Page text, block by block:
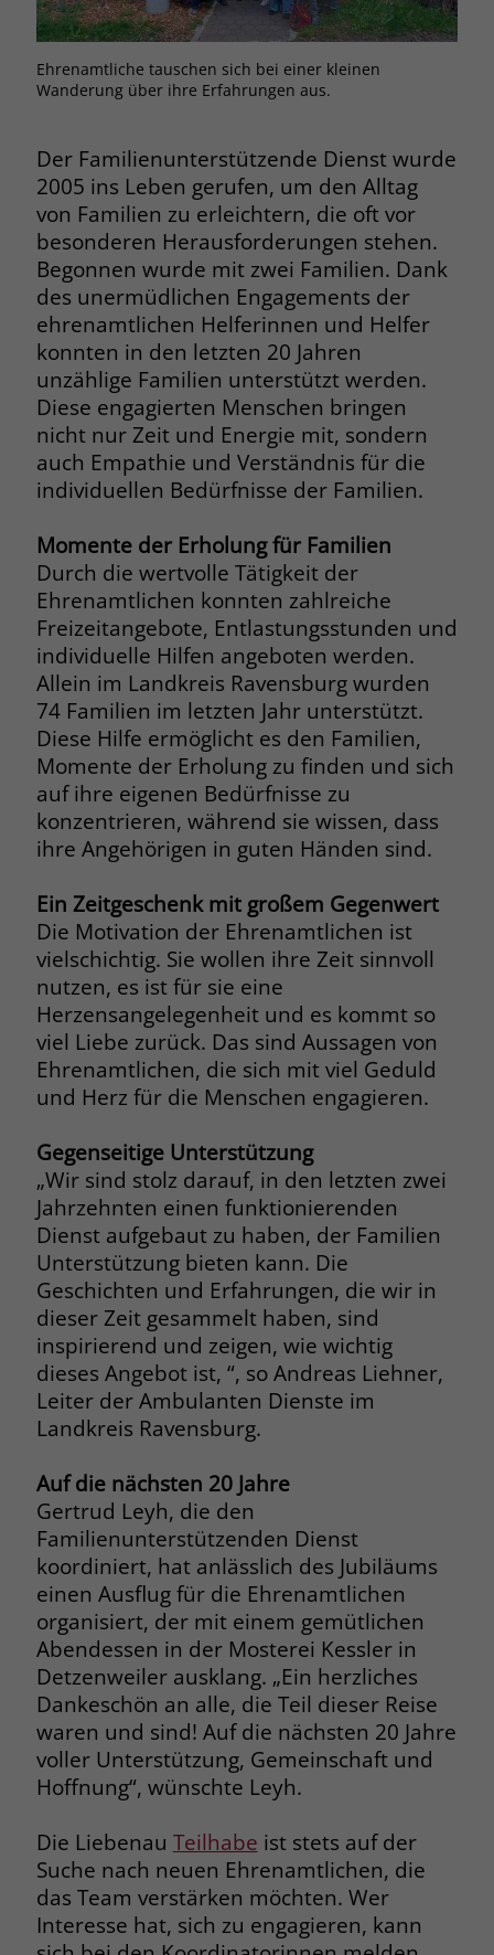
Ehrenamtliche tauschen sich bei einer kleinen
Wanderung über ihre Erfahrungen aus.
Der Familienunterstützende Dienst wurde
2005 ins Leben gerufen, um den Alltag
von Familien zu erleichtern, die oft vor
besonderen Herausforderungen stehen.
Begonnen wurde mit zwei Familien. Dank
des unermüdlichen Engagements der
ehrenamtlichen Helferinnen und Helfer
konnten in den letzten 20 Jahren
unzählige Familien unterstützt werden.
Diese engagierten Menschen bringen
nicht nur Zeit und Energie mit, sondern
auch Empathie und Verständnis für die
individuellen Bedürfnisse der Familien.
Momente der Erholung für Familien
Durch die wertvolle Tätigkeit der
Ehrenamtlichen konnten zahlreiche
Freizeitangebote, Entlastungsstunden und
individuelle Hilfen angeboten werden.
Allein im Landkreis Ravensburg wurden
74 Familien im letzten Jahr unterstützt.
Diese Hilfe ermöglicht es den Familien,
Momente der Erholung zu finden und sich
auf ihre eigenen Bedürfnisse zu
konzentrieren, während sie wissen, dass
ihre Angehörigen in guten Händen sind.
Ein Zeitgeschenk mit großem Gegenwert
Die Motivation der Ehrenamtlichen ist
vielschichtig. Sie wollen ihre Zeit sinnvoll
nutzen, es ist für sie eine
Herzensangelegenheit und es kommt so
viel Liebe zurück. Das sind Aussagen von
Ehrenamtlichen, die sich mit viel Geduld
und Herz für die Menschen engagieren.
Gegenseitige Unterstützung
„Wir sind stolz darauf, in den letzten zwei
Jahrzehnten einen funktionierenden
Dienst aufgebaut zu haben, der Familien
Unterstützung bieten kann. Die
Geschichten und Erfahrungen, die wir in
dieser Zeit gesammelt haben, sind
inspirierend und zeigen, wie wichtig
dieses Angebot ist, “, so Andreas Liehner,
Leiter der Ambulanten Dienste im
Landkreis Ravensburg.
Auf die nächsten 20 Jahre
Gertrud Leyh, die den
Familienunterstützenden Dienst
koordiniert, hat anlässlich des Jubiläums
einen Ausflug für die Ehrenamtlichen
organisiert, der mit einem gemütlichen
Abendessen in der Mosterei Kessler in
Detzenweiler ausklang. „Ein herzliches
Dankeschön an alle, die Teil dieser Reise
waren und sind! Auf die nächsten 20 Jahre
voller Unterstützung, Gemeinschaft und
Hoffnung“, wünschte Leyh.
Die Liebenau Teilhabe ist stets auf der
Suche nach neuen Ehrenamtlichen, die
das Team verstärken möchten. Wer
Interesse hat, sich zu engagieren, kann
Anbieter stiftung-liebenau.de
Laufzeit Session
Zweck
Behält die Zustände des Benutzers bei
allen Seitenanfragen bei.
Name cookie_optin
Anbieter www.stiftung-liebenau.de
Laufzeit 1 Monat
Zweck
Behält die Zustimmung des Benutzers
zum Cookie Opt-In
Anbieter .fonts.net
Laufzeit 30 Minuten
Zweck
This cookie, set by Cloudflare, is used to
support Cloudflare Bot Management.
Name JSessionID
Anbieter jobs.stiftung-liebenau.de
Laufzeit Session
Zweck
Behält die Zustände des Benutzers bei
allen Seitenanfragen bei.
Zweck
Browsers und die Einstellungen
exklusiv für diese Website zu speichern.
Dadurch wird gewährleistet, dass
Aktionen, die bei späteren Besuchen
Benutzerkennung verknüpft werden.
Name _clsk
Anbieter www.clarity.ms
Laufzeit 1 Jahr
Zweck
Microsoft Clarity setzt dieses Cookie,
um die Seitenaufrufe eines Benutzers
zu speichern und in einer einzigen
Sitzungsaufzeichnung
zusammenzufassen.
Name _gcl_au
Anbieter Google Ads
Laufzeit 90 Tage
Zweck Enthält eine zufallsgenerierte User-ID.
Name _gcl_aw
Anbieter Google Ads
Laufzeit 90 Tage
Zweck
Dieses Cookie wird gesetzt, wenn ein
User über einen Klick auf eine Google
Werbeanzeige auf die Website gelangt.
Es enthält Informationen darüber,
welche Werbeanzeige geklickt wurde,
sodass erzielte Erfolge wie z.B.
Bestellungen oder Kontaktanfragen der
Anzeige zugewiesen werden können.
Name _gcl_dc
Anbieter Google Ads
Laufzeit 90 Tage
Zweck
Dieses Cookie wird gesetzt, wenn ein
User über einen Klick auf eine Google
Werbeanzeige auf die Website gelangt.
Es enthält Informationen darüber,
welche Werbeanzeige geklickt wurde,
sodass erzielte Erfolge wie z.B.
Bestellungen oder Kontaktanfragen der
Name _fbp
Anbieter Facebook
Laufzeit 3 Monate
Zweck
Der Zweck von _fbp ist vollständig auf
die Werbe- und Analysebemühungen
von Facebook zurückzuführen. Dieses
Cookie ist ein Erstanbieter-Cookie, d. h.
Facebook platziert es, während ein
Verbraucher auf Facebook ist. Dieses
Nutzers auf verschiedenen Websites
und meldet dieses Verhalten an
Facebook. Facebook kann dann die
gesammelten Daten nutzen, um den
Nutzer besser zu verstehen und